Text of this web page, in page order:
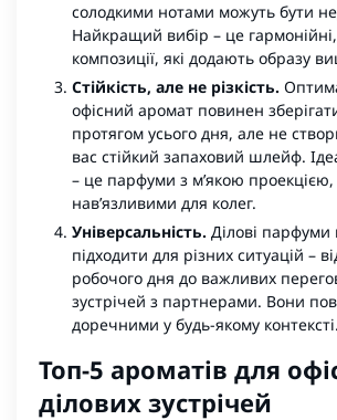
солодкими нотами можуть бути
Найкращий вибір – це
композиції, які додають образу
Стійкість, але не різкість.
офісний аромат повинен
протягом усього дня, але не
вас стійкий запаховий шлейф.
– це парфуми з м’якою проекцією,
нав’язливими для колег.
Універсальність. Ділові парфуми
підходити для різних ситуацій –
робочого дня до важливих
зустрічей з партнерами. Вони
доречними у будь-якому контексті.
Топ-5 ароматів для
ділових зустрічей